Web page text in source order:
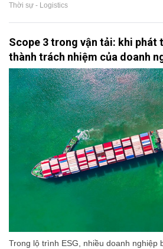
Thời sự - Logistics
Scope 3 trong vận tải: khi phát
thành trách nhiệm của doanh
Trong lộ trình ESG, nhiều doanh nghiệp